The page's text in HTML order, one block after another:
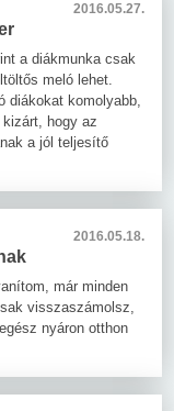
2016.05.27.
a diákmunka csak
meló lehet.
diákokat komolyabb,
hogy az
a jól teljesítő
2016.05.18.
már minden
visszaszámolsz,
nyáron otthon